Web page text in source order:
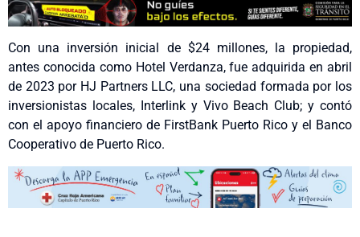
Con una inversión inicial de $24 millones, la propiedad,
antes conocida como Hotel Verdanza, fue adquirida en abril
de 2023 por HJ Partners LLC, una sociedad formada por los
inversionistas locales, Interlink y Vivo Beach Club; y contó
con el apoyo financiero de FirstBank Puerto Rico y el Banco
Cooperativo de Puerto Rico.